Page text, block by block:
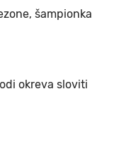
šampionka
okreva sloviti